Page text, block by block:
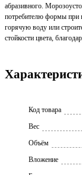
абразивного.
потребителю формы при
горячую воду или
стойкости цвета,
Код товара
Вес
Объём
Вложение